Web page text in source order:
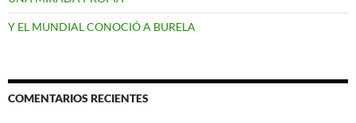
Y EL MUNDIAL CONOCIÓ A BURELA
COMENTARIOS RECIENTES